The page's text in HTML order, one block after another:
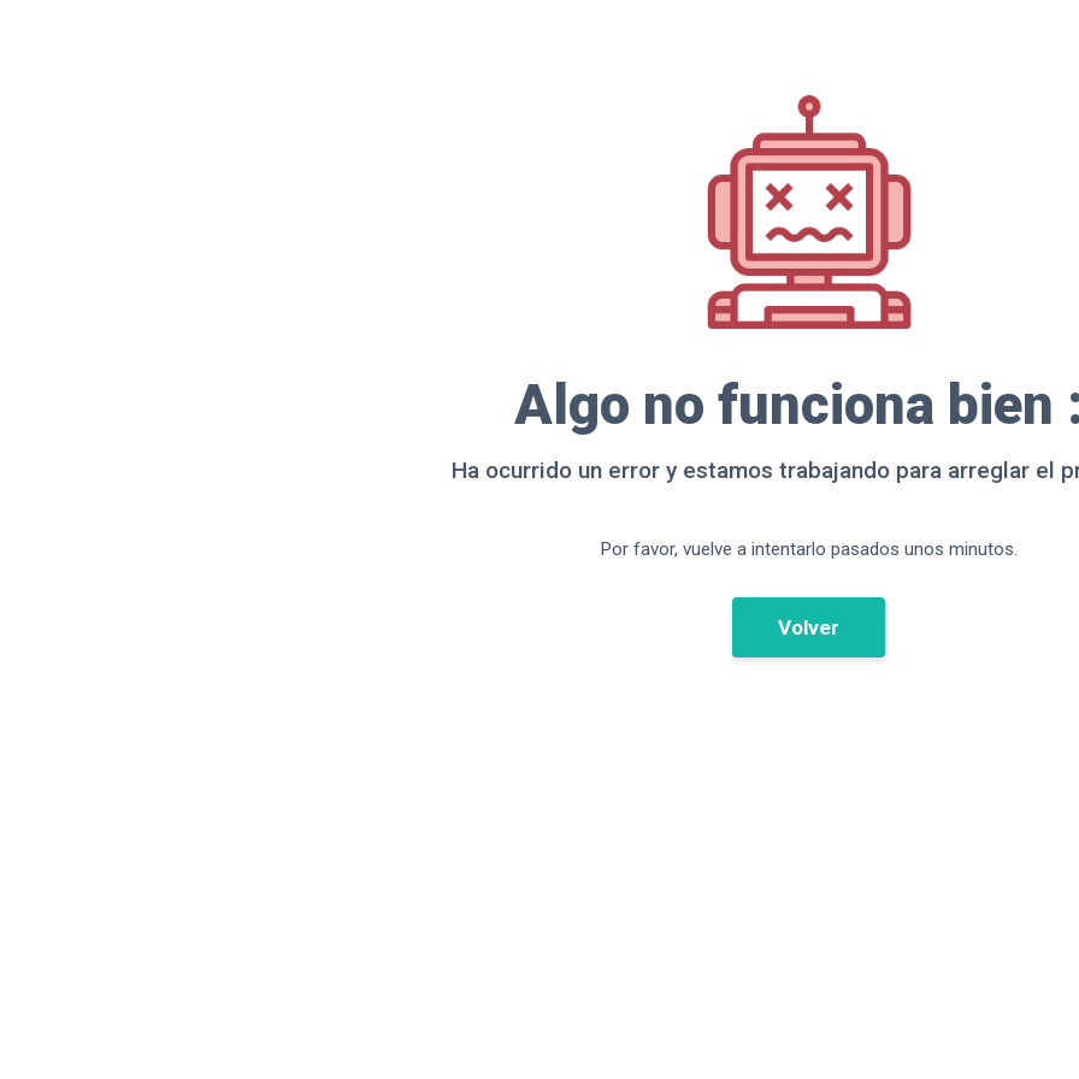
Algo no funciona bien
Ha ocurrido un error y estamos trabajando para arreglar el
Por favor, vuelve a intentarlo pasados unos minutos.
Volver